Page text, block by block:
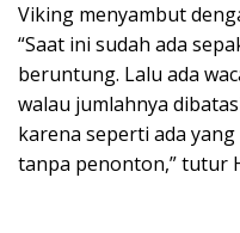
Viking menyambut
“Saat ini sudah ada
beruntung. Lalu ada
walau jumlahnya
karena seperti ada
tanpa penonton,” tutur